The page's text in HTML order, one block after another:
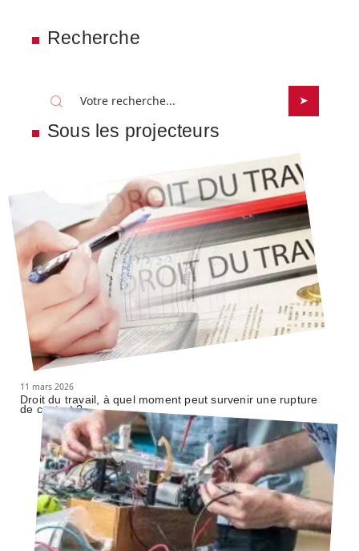
Recherche
Sous les projecteurs
11 mars 2026
Droit du travail, à quel moment peut survenir une rupture
de contrat ?